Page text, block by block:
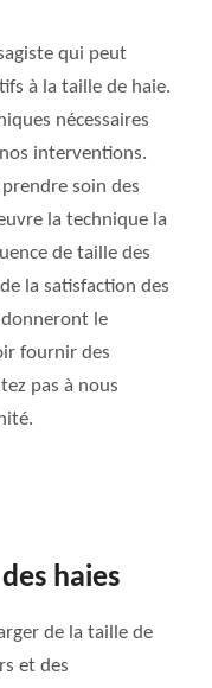
qui peut
à la taille de haie.
nécessaires
interventions.
soin des
la technique la
de taille des
la satisfaction des
le
fournir des
pas à nous
haies
de la taille de
et des